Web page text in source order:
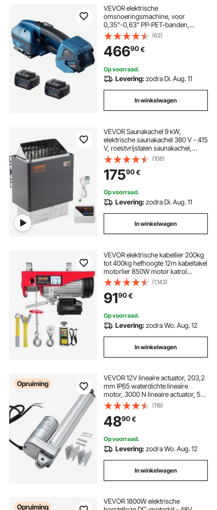
VEVOR elektrische
omsnoeringsmachine, voor
0,35"-0,63" PP-PET-banden,
draagbare elektrische
omsnoeringsmachine met digitaal
display, 2 x 4000 mAh op batterijen
werkend automatisch
omsnoeringsapparaat voor het
verpakken van kartonnen pallets
(62)
46690€
Op voorraad.
Levering:zodra Di. Aug. 11
In winkelwagen
VEVOR Saunakachel 9 kW,
elektrische saunakachel 380 V - 415
V, roestvrijstalen saunakachel,
elektrische saunakachel met 2
standen (temperatuur, tijd), met
externe bedieningseenheid en 3M
temperatuursensor (saunastenen
niet inbegrepen)
(108)
17590€
Op voorraad.
Levering:zodra Di. Aug. 11
In winkelwagen
VEVOR elektrische kabellier 200kg
tot 400kg hefhoogte 12m kabeltakel
motorlier 850W motor katrol
10m/min hefsnelheid takel met
draadloze afstandsbediening
kabeltakel kettingtakel
(1,143)
9190€
Op voorraad.
Levering:zodra Wo. Aug. 12
In winkelwagen
Opruiming
VEVOR 12V lineaire actuator, 203,2
mm IP65 waterdichte lineaire
motor, 3000 N lineaire actuator, 5
mm/s lineaire actuatoren met
montagebeugels voor
zonnevolgers, industriële
machines, deuropeners
(118)
4890€
Op voorraad.
Levering:zodra Wo. Aug. 12
In winkelwagen
Opruiming
VEVOR 1800W elektrische